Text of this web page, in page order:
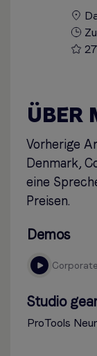
ÜBER
Vorherige
Denmark,
eine
Preisen.
Demos
corporate
Studio
ProTools